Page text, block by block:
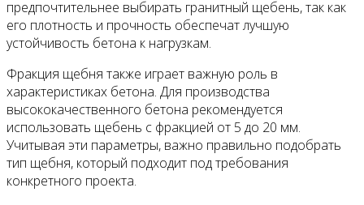
предпочтительнее выбирать гранитный щебень, так как
его плотность и прочность обеспечат лучшую
устойчивость бетона к нагрузкам.
Фракция щебня также играет важную роль в
характеристиках бетона. Для производства
высококачественного бетона рекомендуется
использовать щебень с фракцией от 5 до 20 мм.
Учитывая эти параметры, важно правильно подобрать
тип щебня, который подходит под требования
конкретного проекта.